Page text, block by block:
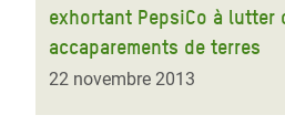
exhortant PepsiCo à lutter
accaparements de terres
22 novembre 2013